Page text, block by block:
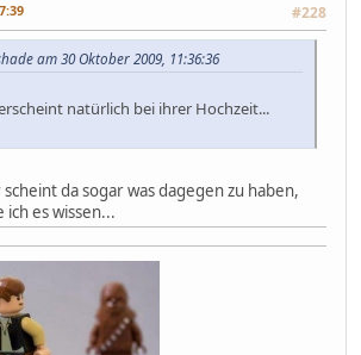
#228
am 30 Oktober 2009, 11:36:36
natürlich bei ihrer Hochzeit...
scheint da sogar was dagegen zu haben,
es wissen...